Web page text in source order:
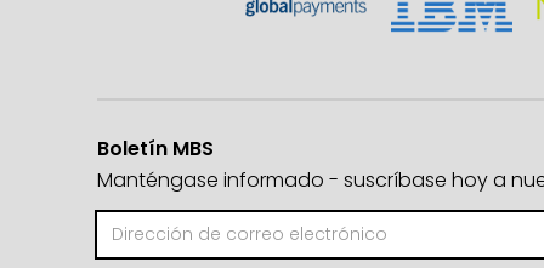
Boletín MBS
Manténgase informado - suscríbase hoy a